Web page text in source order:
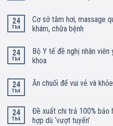
24
Th4
Cơ sở tắm hơi, massage
khám, chữa bệnh
24
Th4
Bộ Y tế đề nghị nhân
khoa
24
Th4
Ăn chuối để vui vẻ và
24
Th4
Đề xuất chi trả 100%
hợp dù ‘vượt tuyến’